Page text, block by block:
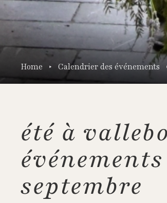
Home Calendrier des événements
été à
septembre